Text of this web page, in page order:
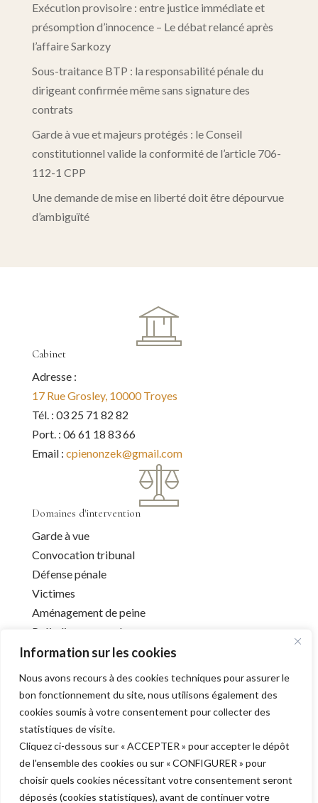
Information sur les cookies
Nous avons recours à des cookies techniques pour assurer le
bon fonctionnement du site, nous utilisons également des
cookies soumis à votre consentement pour collecter des
statistiques de visite.
Cliquez ci-dessous sur « ACCEPTER » pour accepter le dépôt
de l'ensemble des cookies ou sur « CONFIGURER » pour
choisir quels cookies nécessitant votre consentement seront
déposés (cookies statistiques), avant de continuer votre
Exécution provisoire : entre justice immédiate et
présomption d’innocence – Le débat relancé après
l’affaire Sarkozy
Sous-traitance BTP : la responsabilité pénale du
dirigeant confirmée même sans signature des
contrats
Garde à vue et majeurs protégés : le Conseil
constitutionnel valide la conformité de l’article 706-
112-1 CPP
Une demande de mise en liberté doit être dépourvue
d’ambiguïté
Cabinet
Adresse :
17 Rue Grosley, 10000 Troyes
Tél. : 03 25 71 82 82
Port. : 06 61 18 83 66
Email : cpienonzek@gmail.com
Domaines d'intervention
Garde à vue
Convocation tribunal
Défense pénale
Victimes
Aménagement de peine
Préjudice corporel
Infos utiles
Liens utiles
Mentions légales
Déontologie
Barreau de l’Aube